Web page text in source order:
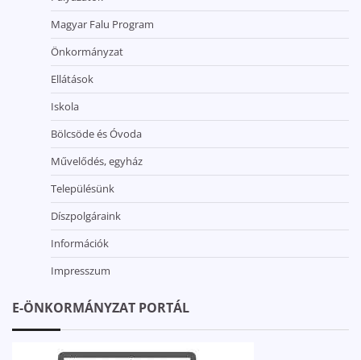
Magyar Falu Program
Önkormányzat
Ellátások
Iskola
Bölcsöde és Óvoda
Művelődés, egyház
Településünk
Díszpolgáraink
Információk
Impresszum
E-ÖNKORMÁNYZAT PORTÁL